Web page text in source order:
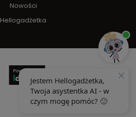
Nowości
Hellogadżetka